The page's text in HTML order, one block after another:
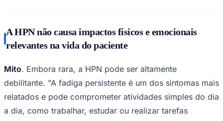
A HPN não causa impactos físicos e emocionais
relevantes na vida do paciente
Mito. Embora rara, a HPN pode ser altamente
debilitante. "A fadiga persistente é um dos sintomas mais
relatados e pode comprometer atividades simples do dia
a dia, como trabalhar, estudar ou realizar tarefas